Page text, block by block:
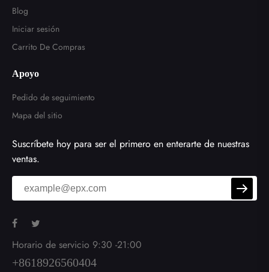
Blog
Iniciar sesión
Carrito De Compras
Apoyo
Pedido de seguimiento
Mapa del sitio
Suscríbete hoy para ser el primero en enterarte de nuestras
ventas.
Horario de servicio 9:30 -21:00
+8618926560404